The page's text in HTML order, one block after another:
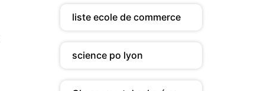
liste ecole de commerce
science po lyon